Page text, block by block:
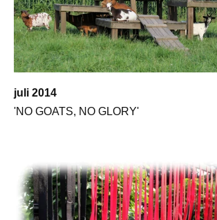
juli 2014
'NO GOATS, NO GLORY'